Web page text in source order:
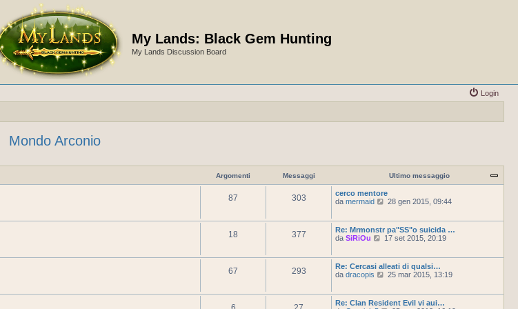
My Lands: Black Gem Hunting
My Lands Discussion Board
Login
Mondo Arconio
Argomenti Messaggi Ultimo messaggio
87 303
cerco mentore
da mermaid
V
u
l
i
m
o
s
28 gen 2015, 09:44
18 377
Re: Mrmonstr pa"SS"o suicida …
da SiRiOu
V
u
l
i
m
17 set 2015, 20:19
67 293
Re: Cercasi alleati di qualsi…
da dracopis
V
u
25 mar 2015, 13:19
Re: Clan Resident Evil vi aui…